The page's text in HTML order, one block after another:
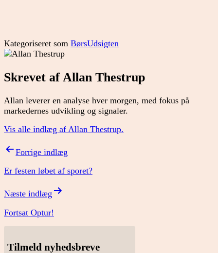
Kategoriseret som BørsUdsigten
Skrevet af Allan Thestrup
Allan leverer en analyse hver morgen, med fokus på
markedernes udvikling og signaler.
Vis alle indlæg af Allan Thestrup.
Indlægsnavigation
Forrige indlæg
Er festen løbet af sporet?
Næste indlæg
Fortsat Optur!
Tilmeld nyhedsbreve